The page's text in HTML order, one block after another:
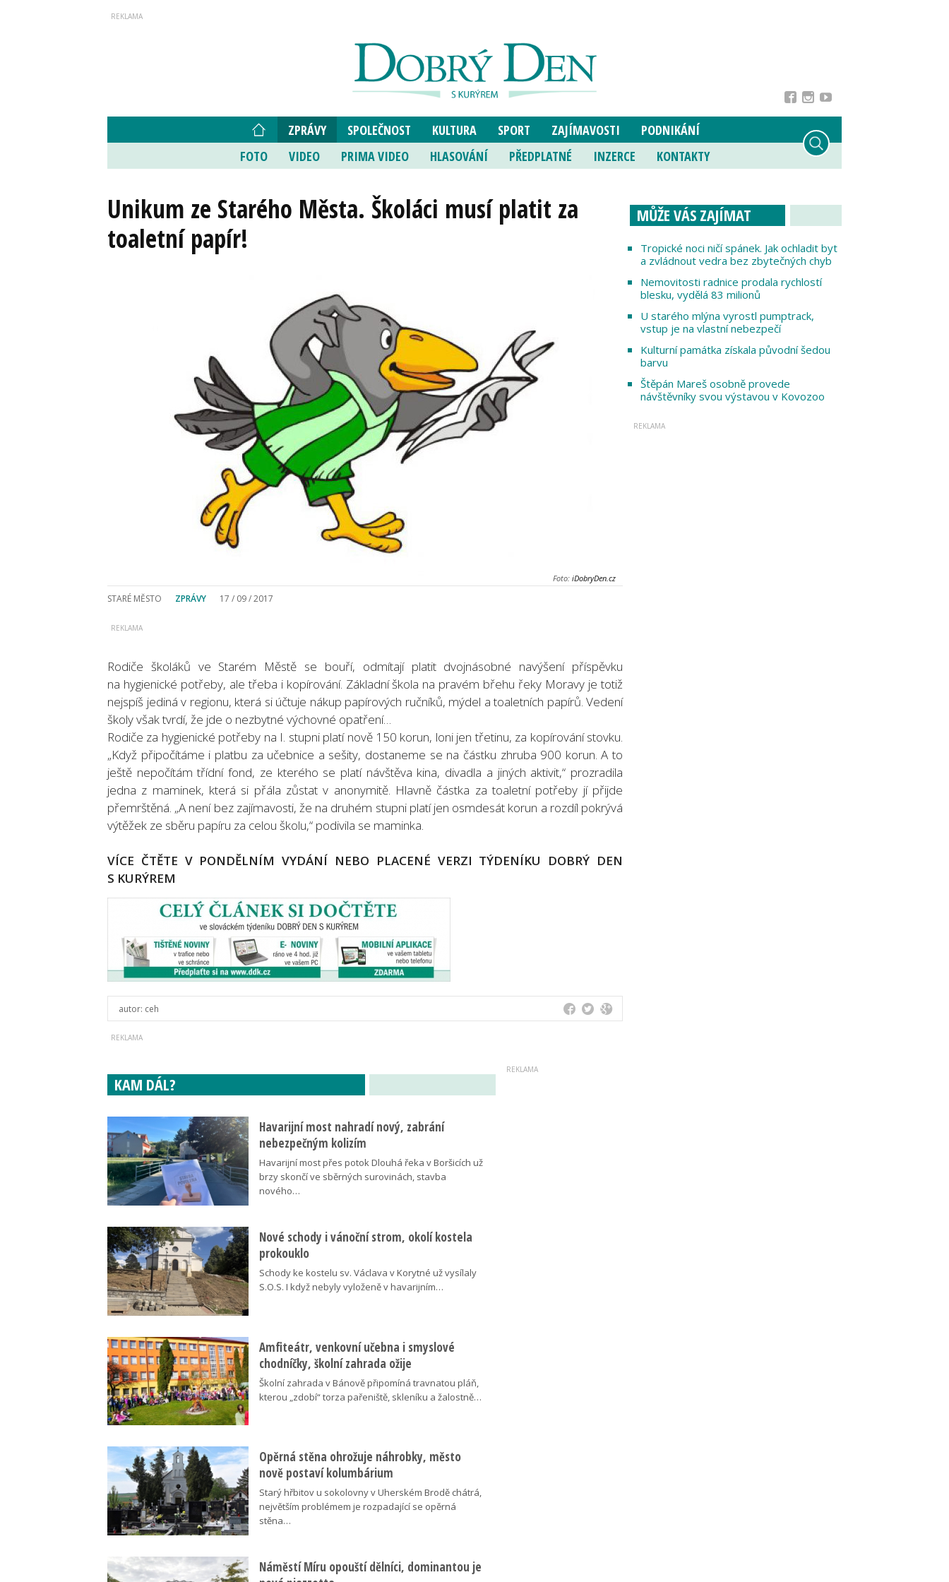
ZPRÁVY SPOLEČNOST KULTURA SPORT ZAJÍMAVOSTI
PODNIKÁNÍ
FOTO
VIDEO PRIMA VIDEO HLASOVÁNÍ PŘEDPLATNÉ INZERCE KONTAKTY
Unikum ze Starého Města. Školáci musí platit za
toaletní papír!
Foto: iDobryDen.cz
STARÉ MĚSTO ZPRÁVY 17 / 09 / 2017
Rodiče školáků ve Starém Městě se bouří, odmítají platit dvojnásobné navýšení příspěvku
na hygienické potřeby, ale třeba i kopírování. Základní škola na pravém břehu řeky Moravy je totiž
nejspíš jediná v regionu, která si účtuje nákup papírových ručníků, mýdel a toaletních papírů. Vedení
školy však tvrdí, že jde o nezbytné výchovné opatření…
Rodiče za hygienické potřeby na I. stupni platí nově 150 korun, loni jen třetinu, za kopírování stovku.
„Když připočítáme i platbu za učebnice a sešity, dostaneme se na částku zhruba 900 korun. A to
ještě nepočítám třídní fond, ze kterého se platí návštěva kina, divadla a jiných aktivit,“ prozradila
jedna z maminek, která si přála zůstat v anonymitě. Hlavně částka za toaletní potřeby jí přijde
přemrštěná. „A není bez zajímavosti, že na druhém stupni platí jen osmdesát korun a rozdíl pokrývá
výtěžek ze sběru papíru za celou školu,“ podivila se maminka.
VÍCE ČTĚTE V PONDĚLNÍM VYDÁNÍ NEBO PLACENÉ VERZI TÝDENÍKU DOBRÝ DEN
S KURÝREM
autor: ceh
MŮŽE VÁS ZAJÍMAT
Tropické noci ničí spánek. Jak ochladit byt
a zvládnout vedra bez zbytečných chyb
Nemovitosti radnice prodala rychlostí
blesku, vydělá 83 milionů
U starého mlýna vyrostl pumptrack,
vstup je na vlastní nebezpečí
Kulturní památka získala původní šedou
barvu
Štěpán Mareš osobně provede
návštěvníky svou výstavou v Kovozoo
KAM DÁL?
Havarijní most nahradí nový, zabrání
nebezpečným kolizím
Havarijní most přes potok Dlouhá řeka v Boršicích už
brzy skončí ve sběrných surovinách, stavba
nového…
Nové schody i vánoční strom, okolí kostela
prokouklo
Schody ke kostelu sv. Václava v Korytné už vysílaly
S.O.S. I když nebyly vyloženě v havarijním…
Amfiteátr, venkovní učebna i smyslové
chodníčky, školní zahrada ožije
Školní zahrada v Bánově připomíná travnatou pláň,
kterou „zdobí“ torza pařeniště, skleníku a žalostně…
Opěrná stěna ohrožuje náhrobky, město
nově postaví kolumbárium
Starý hřbitov u sokolovny v Uherském Brodě chátrá,
největším problémem je rozpadající se opěrná
stěna…
Náměstí Míru opouští dělníci, dominantou je